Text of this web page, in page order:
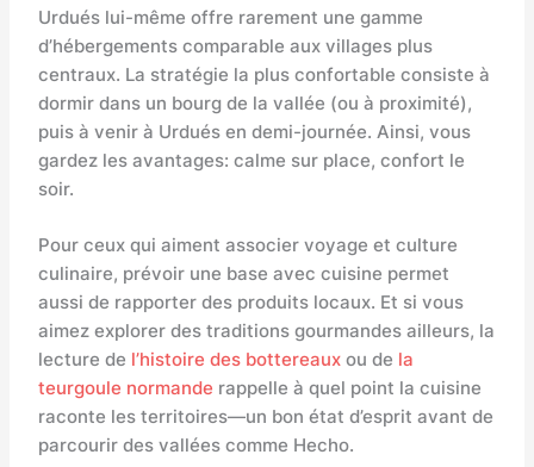
Urdués lui-même offre rarement une gamme
d’hébergements comparable aux villages plus
centraux. La stratégie la plus confortable consiste à
dormir dans un bourg de la vallée (ou à proximité),
puis à venir à Urdués en demi-journée. Ainsi, vous
gardez les avantages: calme sur place, confort le
soir.
Pour ceux qui aiment associer voyage et culture
culinaire, prévoir une base avec cuisine permet
aussi de rapporter des produits locaux. Et si vous
aimez explorer des traditions gourmandes ailleurs, la
lecture de l’histoire des bottereauxou de la
teurgoule normande rappelle à quel point la cuisine
raconte les territoires—un bon état d’esprit avant de
parcourir des vallées comme Hecho.